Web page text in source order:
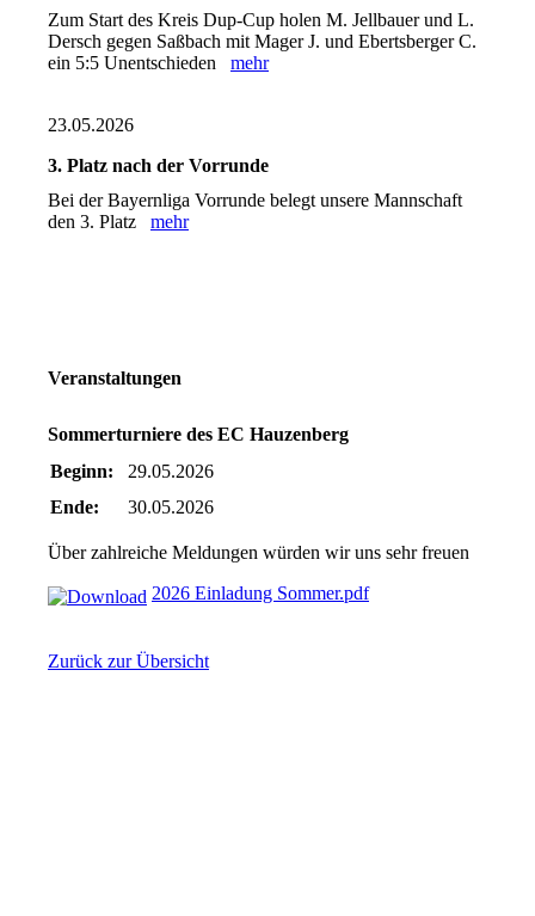
Zum Start des Kreis Dup-Cup holen M. Jellbauer und L.
Dersch gegen Saßbach mit Mager J. und Ebertsberger C.
ein 5:5 Unentschieden mehr
23.05.2026
3. Platz nach der Vorrunde
Bei der Bayernliga Vorrunde belegt unsere Mannschaft
den 3. Platz mehr
Veranstaltungen
Sommerturniere des EC Hauzenberg
Beginn:
29.05.2026
Ende:
30.05.2026
Über zahlreiche Meldungen würden wir uns sehr freuen
2026 Einladung Sommer.pdf
Zurück zur Übersicht